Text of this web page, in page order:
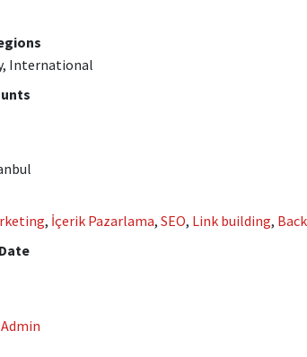
International
, İçerik Pazarlama,SEO, Link building,